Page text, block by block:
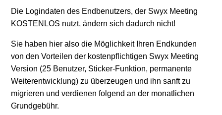
ändern
Howto: Swyx Kaufmodell - Lizenzen verschieben
Howto: Swyx Flex & Swyx Kaufmodell -
Aktivierungsprozess
Howto: Rechnungsdaten des Operators als CSV
Die Logindaten des Endbenutzers, der Swyx Meeting
KOSTENLOS nutzt, ändern sich dadurch nicht!
Sie haben hier also die Möglichkeit Ihren Endkunden
von den Vorteilen der kostenpflichtigen Swyx Meeting
Version (25 Benutzer, Sticker-Funktion, permanente
Weiterentwicklung) zu überzeugen und ihn sanft zu
migrieren und verdienen folgend an der monatlichen
Grundgebühr.